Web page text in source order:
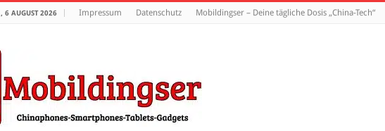
, 6 AUGUST 2026 Impressum Datenschutz Mobildingser – Deine tägliche Dosis „China-Tech“